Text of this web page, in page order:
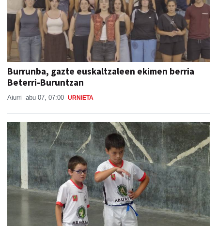
Burrunba, gazte euskaltzaleen ekimen berria
Beterri-Buruntzan
Aiurri abu 07, 07:00 URNIETA